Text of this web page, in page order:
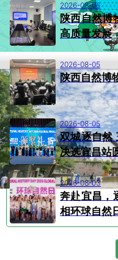
2026-08-06
陕西自然博
高质量发展
2026-08-05
陕西自然博
2026-08-05
双城逐自然
2026-08-03
奔赴宜昌，
相环球自然